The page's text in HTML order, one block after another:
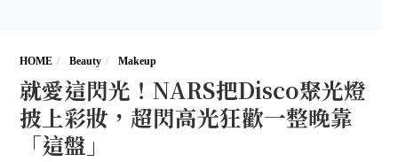
HOME Beauty Makeup
就愛這閃光！NARS把Disco聚光燈
披上彩妝，超閃高光狂歡一整晚靠
「這盤」